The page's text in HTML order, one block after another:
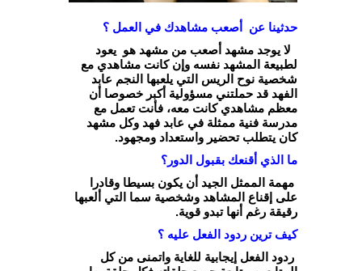
حدثينا عن أصعب مشاهدك في العمل ؟
لا يوجد مشهد أصعب من مشهد هو يعود
لطبيعة المشهد نفسه وإن كانت مشاهدي مع
شخصية نوح الريس التي يلعبها النجم عابد
الفهد قد حملتني مسؤولية أكبر خصوصا أن
معظم مشاهدي كانت معه، فأنت تعمل مع
مدرسة فنية ممثلة في عابد فهد وكل مشهد
كان يتطلب تحضير واستعداد ومجهود.
ما الذي أقنعك بقبول الدور؟
مهمة الممثل الجيد أن يكون بسيطا وقادرا
على إقناع المشاهد وشخصية سما التي ألعبها
رقيقة رغم أنها تبدو قوية.
كيف ترين ردود الفعل عليه ؟
ردود الفعل إيجابية للغاية واتمنى من كل